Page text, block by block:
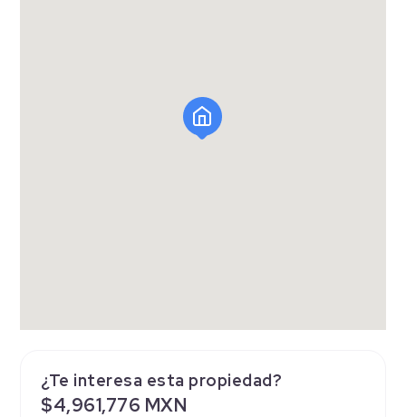
¿Te interesa esta propiedad?
$4,961,776 MXN